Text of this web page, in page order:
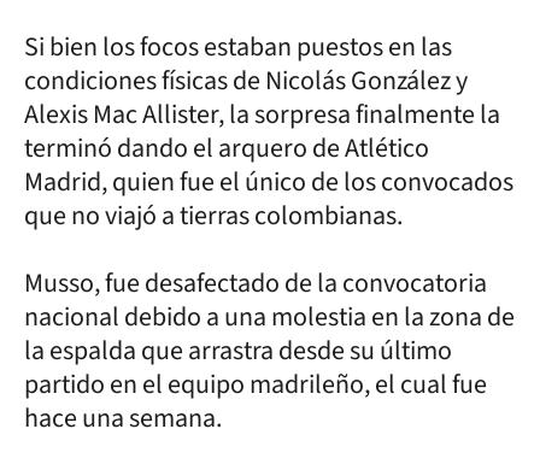
Si bien los focos estaban puestos en las
condiciones físicas de Nicolás González y
Alexis Mac Allister, la sorpresa finalmente la
terminó dando el arquero de Atlético
Madrid, quien fue el único de los convocados
que no viajó a tierras colombianas.
Musso, fue desafectado de la convocatoria
nacional debido a una molestia en la zona de
la espalda que arrastra desde su último
partido en el equipo madrileño, el cual fue
hace una semana.